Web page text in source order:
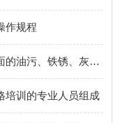
作规程
管道铝皮保温施工前要清除管道表面的油污、铁锈、灰尘等杂物
培训的专业人员组成